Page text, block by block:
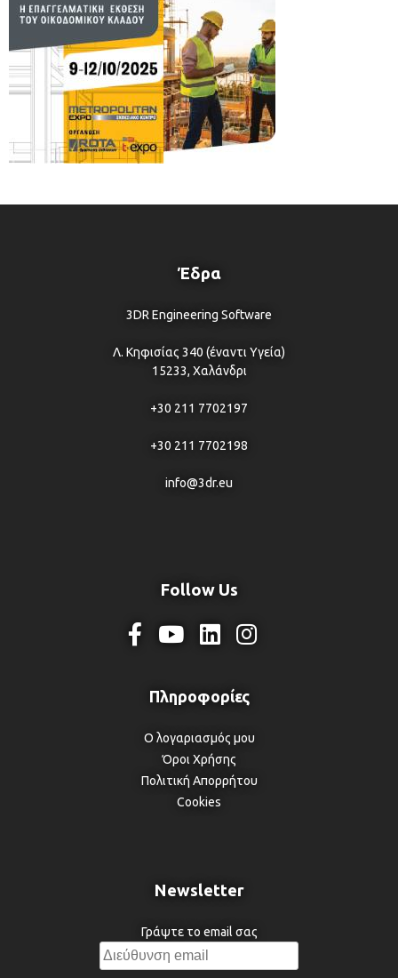
Έδρα
3DR Engineering Software
Λ. Κηφισίας 340 (έναντι Υγεία)
15233, Χαλάνδρι
+30 211 7702197
+30 211 7702198
info@3dr.eu
Follow Us
Ο λογαριασμός μου
Όροι Χρήσης
Πολιτική Απορρήτου
Cookies
Newsletter
Γράψτε το email σας